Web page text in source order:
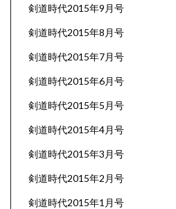
剣道時代2015年9月号
剣道時代2015年8月号
剣道時代2015年7月号
剣道時代2015年6月号
剣道時代2015年5月号
剣道時代2015年4月号
剣道時代2015年3月号
剣道時代2015年2月号
剣道時代2015年1月号